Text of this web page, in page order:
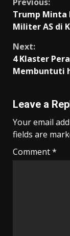
o
o
Continue
Reading
Trump Minta
Militer AS di
Next:
4 Klaster
Membuntuti
Leave a
Your email
fields are
Comment*